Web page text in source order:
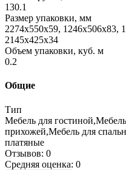
130.1
Размер упаковки, мм
2274x550x59, 1246x506x83,
2145x425x34
Объем упаковки, куб. м
0.2
Общие
Тип
Мебель для
прихожей,Мебель для
платяные
Отзывов: 0
Средняя оценка: 0